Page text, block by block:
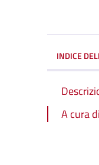
INDICE
A cura di